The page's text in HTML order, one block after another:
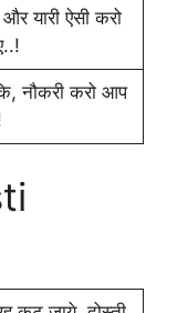
यारी ऐसी करो
नौकरी करो आप